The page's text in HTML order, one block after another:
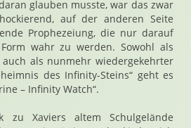
glauben musste, war das zwar
auf der anderen Seite
Prophezeiung, die nur darauf
wahr zu werden. Sowohl als
auch als nunmehr wiedergekehrter
des Infinity-Steins“ geht es
– Infinity Watch“.
zu Xaviers altem Schulgelände